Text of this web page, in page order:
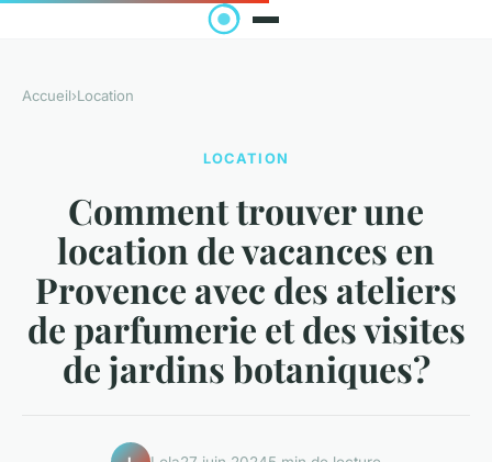
Accueil›Location
LOCATION
Comment trouver une
location de vacances en
Provence avec des ateliers
de parfumerie et des visites
de jardins botaniques?